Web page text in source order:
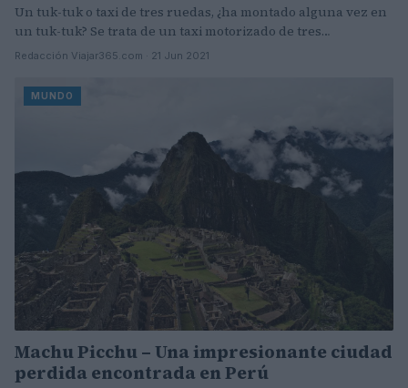
Un tuk-tuk o taxi de tres ruedas, ¿ha montado alguna vez en
un tuk-tuk? Se trata de un taxi motorizado de tres…
Redacción Viajar365.com · 21 Jun 2021
MUNDO
Machu Picchu – Una impresionante ciudad
perdida encontrada en Perú